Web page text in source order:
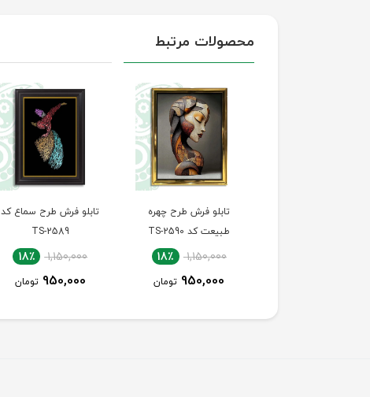
محصولات مرتبط
تابلو فرش طرح چهره
طبیعت کد TS-2590
1,150,000 18٪
950,000 تومان
تابلو فرش طرح سماع کد
TS-2589
1,150,000 18٪
950,000 تومان